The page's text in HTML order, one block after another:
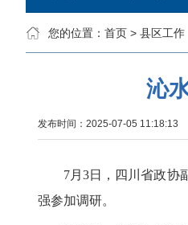
您的位置： 首页 > 县区工作
沁
发布时间：2025-07-05 11:18:13
7月3日，四川省政协
强参加调研。